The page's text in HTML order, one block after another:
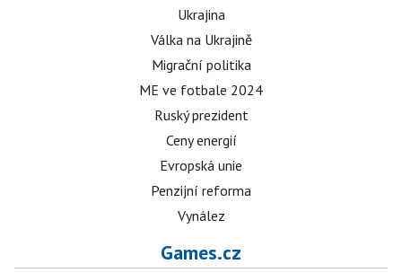
Ukrajina
Válka na Ukrajině
Migrační politika
ME ve fotbale 2024
Ruský prezident
Ceny energií
Evropská unie
Penzijní reforma
Vynález
Games.cz